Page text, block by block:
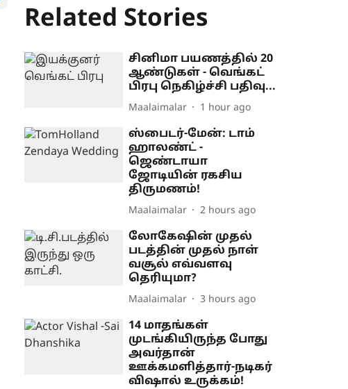
Related Stories
சினிமா பயணத்தில் 20
ஆண்டுகள் - வெங்கட்
பிரபு நெகிழ்ச்சி பதிவு...
Maalaimalar 1 hour ago
ஸ்பைடர்-மேன்: டாம்
ஹாலண்ட் -
ஜெண்டாயா
ஜோடியின் ரகசிய
திருமணம்!
Maalaimalar 2 hours ago
லோகேஷின் முதல்
படத்தின் முதல் நாள்
வசூல் எவ்வளவு
தெரியுமா?
Maalaimalar 3 hours ago
14 மாதங்கள்
முடங்கியிருந்த போது
அவர்தான்
ஊக்கமளித்தார்-நடிகர்
விஷால் உருக்கம்!